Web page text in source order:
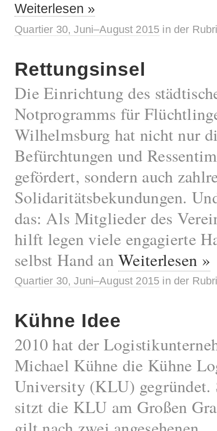
Weiterlesen »
Quartier 30, Juni–August 2015 in der
Rettungsinsel
Die Einrichtung des
Notprogramms für
Wilhelmsburg hat nicht nur
Befürchtungen und
gefördert, sondern auch
Solidaritätsbekundungen.
das: Als Mitglieder des
hilft legen viele engagierte
selbst Hand anWeiterlesen »
Quartier 30, Juni–August 2015 in der
Kühne Idee
2010 hat der
Michael Kühne die Kühne
University (KLU) gegründet.
sitzt die KLU am Großen